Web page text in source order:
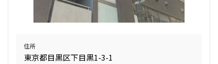
三井の賃貸
礼金改定
住所
東京都目黒区下目黒1-3-1